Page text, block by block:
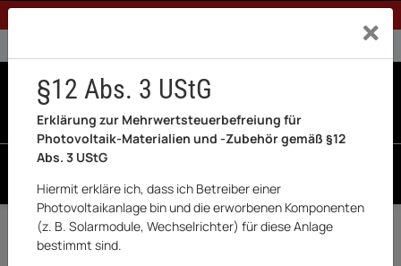
1% Rabatt bei Banküberweisung (Privatkunden)Exklusiv
Startseite
§12 Abs. 3 UStG
Erklärung zur Mehrwertsteuerbefreiung für
Photovoltaik-Materialien und -Zubehör gemäß §12
Abs. 3 UStG
Hiermit erkläre ich, dass ich Betreiber einer
Photovoltaikanlage bin und die erworbenen Komponenten
(z. B. Solarmodule, Wechselrichter) für diese Anlage
bestimmt sind.